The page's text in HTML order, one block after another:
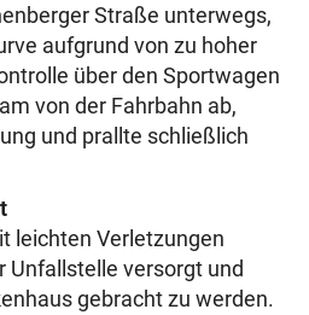
Straße unterwegs,
aufgrund von zu hoher
über den Sportwagen
von der Fahrbahn ab,
und prallte schließlich
leichten Verletzungen
Unfallstelle versorgt und
gebracht zu werden.